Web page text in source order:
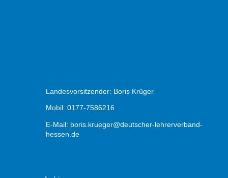
Landesvorsitzender: Boris Krüger
Mobil: 0177-7586216
E-Mail: boris.krueger@deutscher-lehrerverband-
hessen.de